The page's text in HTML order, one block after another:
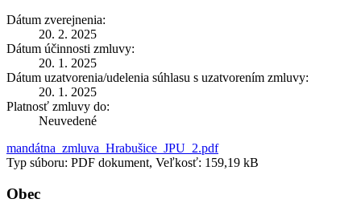
Dátum zverejnenia:
20. 2. 2025
Dátum účinnosti zmluvy:
20. 1. 2025
Dátum uzatvorenia/udelenia súhlasu s uzatvorením zmluvy:
20. 1. 2025
Platnosť zmluvy do:
Neuvedené
mandátna_zmluva_Hrabušice_JPU_2.pdf
Typ súboru: PDF dokument, Veľkosť: 159,19 kB
Obec